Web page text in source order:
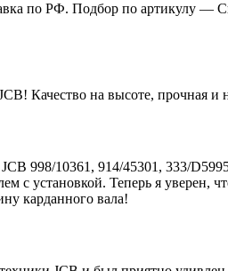
по РФ. Подбор по артикулу —
Качество на высоте, прочная
998/10361, 914/45301, 333/
с установкой. Теперь я уверен,
карданного вала!